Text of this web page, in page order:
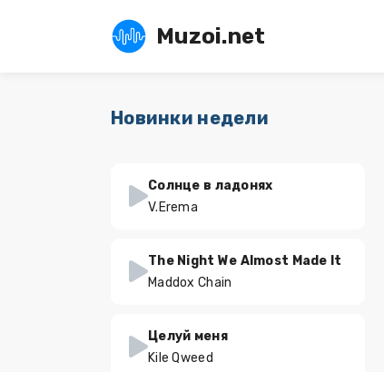
Muzoi.net
Новинки недели
Солнце в ладонях
V.Erema
The Night We Almost Made It
Maddox Chain
Целуй меня
Kile Qweed